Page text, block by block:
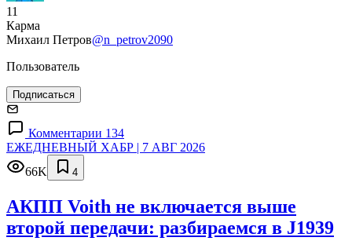
11
Карма
Михаил Петров@n_petrov2090
Пользователь
Подписаться
Комментарии 134
ЕЖЕДНЕВНЫЙ ХАБР | 7 АВГ 2026
66K
4
АКПП Voith не включается выше
второй передачи: разбираемся в J1939